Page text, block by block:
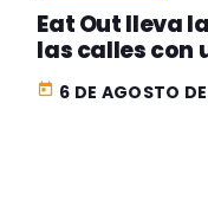
Eat Out lleva
las calles con
today 6 DE AGOSTO